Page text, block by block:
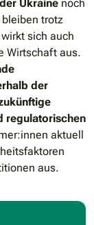
Ukraine noch
bleiben trotz
sich auch
Wirtschaft aus.
der
regulatorischen
aktuell
aus.